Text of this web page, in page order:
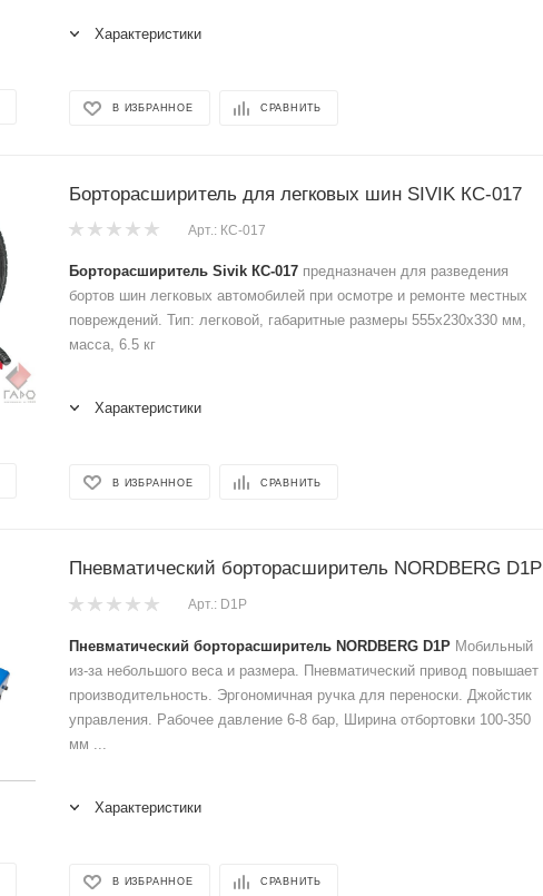
Характеристики
В ИЗБРАННОЕ СРАВНИТЬ
Борторасширитель для легковых шин SIVIK КС-017
Арт.: КС-017
Борторасширитель Sivik КС-017 предназначен для разведения
бортов шин легковых автомобилей при осмотре и ремонте местных
повреждений. Тип: легковой, габаритные размеры 555х230х330 мм,
масса, 6.5 кг
Характеристики
В ИЗБРАННОЕ СРАВНИТЬ
Пневматический борторасширитель NORDBERG D1P
Арт.: D1P
Пневматический борторасширитель NORDBERG D1P Мобильный
из-за небольшого веса и размера. Пневматический привод повышает
производительность. Эргономичная ручка для переноски. Джойстик
управления. Рабочее давление 6-8 бар, Ширина отбортовки 100-350
мм ...
Характеристики
В ИЗБРАННОЕ СРАВНИТЬ